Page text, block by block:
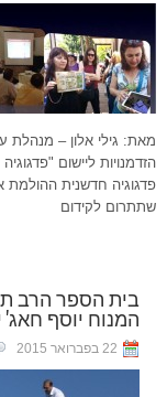
מאת: גילי אלון – מנהלת
הזדמנויות ליישום
פדגוגיה חדשנית ההולמת
שתתרום לקידום
בית הספר הרב
המנוח יוסף חאג'
22 בפברואר 2015